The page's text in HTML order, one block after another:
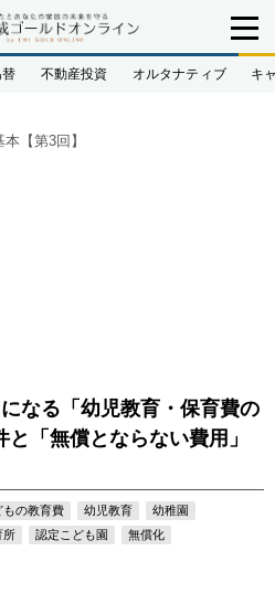
替 不動産投資 オルタナティブ キ
【第3回】
なる「幼児教育・保育費の
「無償とならない費用」
もの教育費 幼児教育
幼稚園
所
認定こども園 無償化